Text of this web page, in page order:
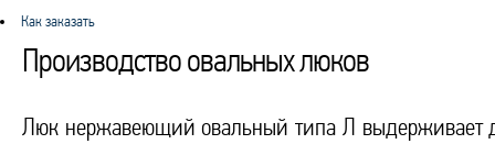
Как заказать
Производство овальных люков
Люк нержавеющий овальный типа Л выдерживает